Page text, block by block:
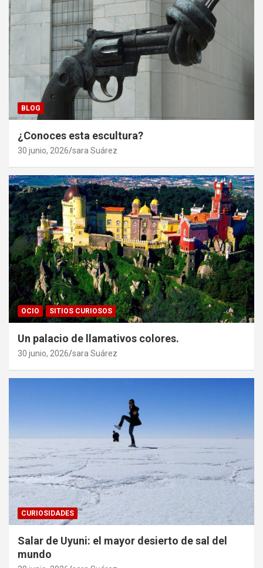
BLOG
¿Conoces esta escultura?
30 junio, 2026 sara Suárez
OCIO SITIOS CURIOSOS
Un palacio de llamativos colores.
30 junio, 2026 sara Suárez
CURIOSIDADES
Salar de Uyuni: el mayor desierto de sal del
mundo